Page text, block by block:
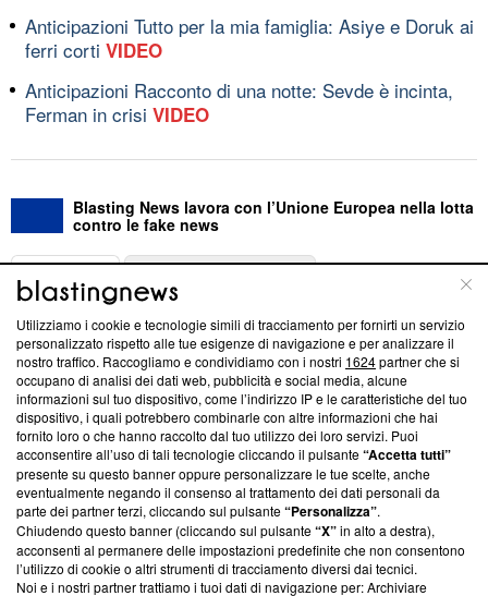
Anticipazioni Tutto per la mia famiglia: Asiye e Doruk ai
ferri corti VIDEO
Anticipazioni Racconto di una notte: Sevde è incinta,
Ferman in crisi VIDEO
Blasting News lavora con l’Unione Europea nella lotta
contro le fake news
ABOUT
Questa sezione offre informazioni trasparenti su Blasting
News, sui nostri processi editoriali e su come ci impegniamo a
creare news di qualità. Inoltre, afferma la nostra aderenza a
‘Trust Project - News with Integrity’Blasting News non è
ancora membro del programma, ma ha richiesto di farne
parte; Trust Project non ha ancora effettuato una verifica di
conformità agli standard.
Su di noi
Team editoriale
Utilizziamo i cookie e tecnologie simili di tracciamento per fornirti un servizio
personalizzato rispetto alle tue esigenze di navigazione e per analizzare il
nostro traffico. Raccogliamo e condividiamo con i nostri 1624partner che si
occupano di analisi dei dati web, pubblicità e social media, alcune
informazioni sul tuo dispositivo, come l’indirizzo IP e le caratteristiche del tuo
dispositivo, i quali potrebbero combinarle con altre informazioni che hai
fornito loro o che hanno raccolto dal tuo utilizzo dei loro servizi. Puoi
acconsentire all’uso di tali tecnologie cliccando il pulsante“Accetta tutti”
presente su questo banner oppure personalizzare le tue scelte, anche
eventualmente negando il consenso al trattamento dei dati personali da
parte dei partner terzi, cliccando sul pulsante“Personalizza”.
Chiudendo questo banner (cliccando sul pulsante“X”in alto a destra),
acconsenti al permanere delle impostazioni predefinite che non consentono
l’utilizzo di cookie o altri strumenti di tracciamento diversi dai tecnici.
Noi e i nostri partner trattiamo i tuoi dati di navigazione per: Archiviare